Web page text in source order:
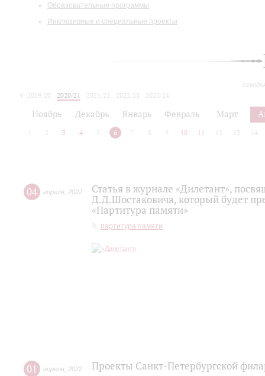
Образовательные программы
Инклюзивные и специальные проекты
2019/20 2020/21 2021/22 2022/23
2023/24
Ноябрь Декабрь Январь Февраль Март
2 3 4 5 6 7 8 9 10 11 12 13 14
04 апреля 2022
Статья в журнале «Дилетант»,
Д.Д.Шостаковича, который будет
«Партитура памяти»
партитура памяти
01 апреля 2022 Проекты Санкт-Петербургской